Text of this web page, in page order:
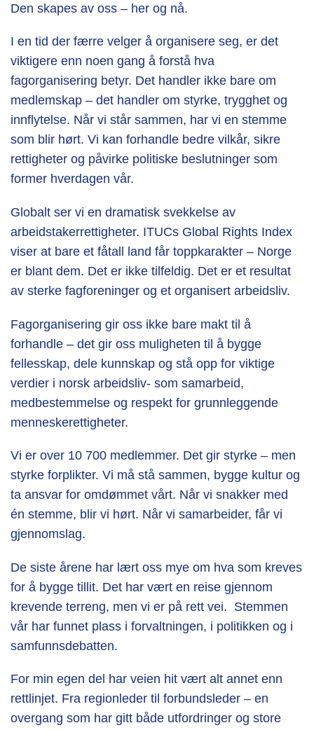
Den skapes av oss – her og nå.
I en tid der færre velger å organisere seg, er det
viktigere enn noen gang å forstå hva
fagorganisering betyr. Det handler ikke bare om
medlemskap – det handler om styrke, trygghet og
innflytelse. Når vi står sammen, har vi en stemme
som blir hørt. Vi kan forhandle bedre vilkår, sikre
rettigheter og påvirke politiske beslutninger som
former hverdagen vår.
Globalt ser vi en dramatisk svekkelse av
arbeidstakerrettigheter. ITUCs Global Rights Index
viser at bare et fåtall land får toppkarakter – Norge
er blant dem. Det er ikke tilfeldig. Det er et resultat
av sterke fagforeninger og et organisert arbeidsliv.
Fagorganisering gir oss ikke bare makt til å
forhandle – det gir oss muligheten til å bygge
fellesskap, dele kunnskap og stå opp for viktige
verdier i norsk arbeidsliv- som samarbeid,
medbestemmelse og respekt for grunnleggende
menneskerettigheter.
Vi er over 10 700 medlemmer. Det gir styrke – men
styrke forplikter. Vi må stå sammen, bygge kultur og
ta ansvar for omdømmet vårt. Når vi snakker med
én stemme, blir vi hørt. Når vi samarbeider, får vi
gjennomslag.
De siste årene har lært oss mye om hva som kreves
for å bygge tillit. Det har vært en reise gjennom
krevende terreng, men vi er på rett vei. Stemmen
vår har funnet plass i forvaltningen, i politikken og i
samfunnsdebatten.
For min egen del har veien hit vært alt annet enn
rettlinjet. Fra regionleder til forbundsleder – en
overgang som har gitt både utfordringer og store